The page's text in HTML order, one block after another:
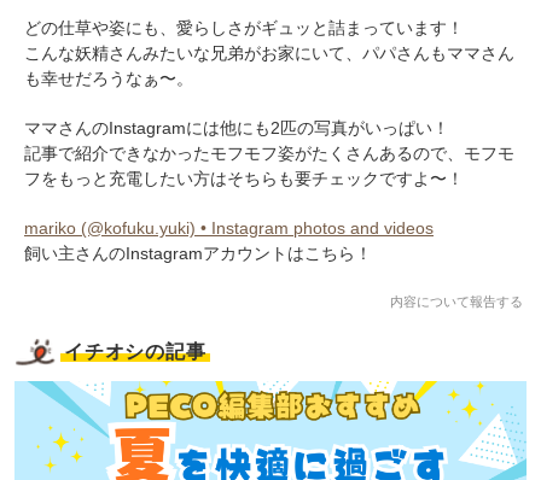
どの仕草や姿にも、愛らしさがギュッと詰まっています！
こんな妖精さんみたいな兄弟がお家にいて、パパさんもママさん
も幸せだろうなぁ〜。
ママさんのInstagramには他にも2匹の写真がいっぱい！
記事で紹介できなかったモフモフ姿がたくさんあるので、モフモ
フをもっと充電したい方はそちらも要チェックですよ〜！
mariko (@kofuku.yuki) • Instagram photos and videos
飼い主さんのInstagramアカウントはこちら！
内容について報告する
イチオシの記事